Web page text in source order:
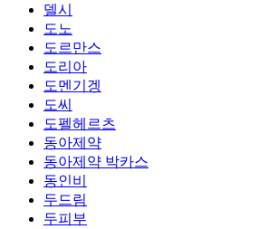
델시
도노
도르만스
도리아
도멘기겡
도씨
도펠헤르츠
동아제약
동아제약 박카스
동인비
두드림
두피부